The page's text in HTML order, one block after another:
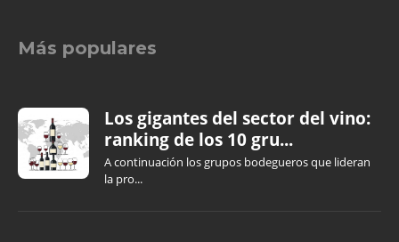
Más populares
Los gigantes del sector del vino:
ranking de los 10 gru...
A continuación los grupos bodegueros que lideran
la pro...